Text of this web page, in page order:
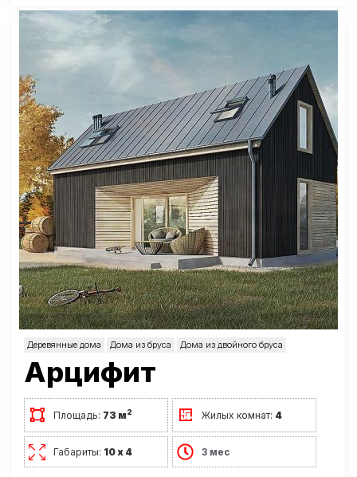
Деревянные дома Дома из бруса Дома из двойного бруса
Арцифит
Площадь: 73 м2 Жилых комнат: 4
Габариты: 10 х 4 3 мес